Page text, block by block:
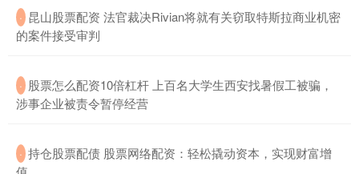
· ​昆山股票配资 法官裁决Rivian将就有关窃取特斯拉商业机密
的案件接受审判
· ​股票怎么配资10倍杠杆 上百名大学生西安找暑假工被骗，
涉事企业被责令暂停经营
· ​持仓股票配债 股票网络配资：轻松撬动资本，实现财富增